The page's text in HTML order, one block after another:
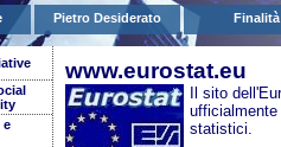
Pietro Desiderato Finalità
e
www.eurostat.eu
Il sito
statistici.